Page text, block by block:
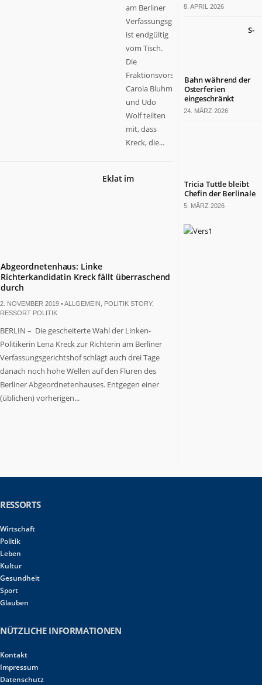
am Berliner
Verfassungsgericht
ist endgültig
vom Tisch.
Die
Fraktionsvorsitzenden
Carola Bluhm
und Udo
Wolf teilten
mit, dass
Kreck, die...
Eklat im
Abgeordnetenhaus: Linke
Richterkandidatin Kreck fällt überraschend
durch
2. NOVEMBER 2019 •ALLGEMEIN POLITIK STORY,
RESSORT POLITIK
BERLIN – Die gescheiterte Wahl der Linken-
Politikerin Lena Kreck zur Richterin am Berliner
Verfassungsgerichtshof schlägt auch drei Tage
danach noch hohe Wellen auf den Fluren des
Berliner Abgeordnetenhauses. Entgegen einer
(üblichen) vorherigen...
8. APRIL 2026
S-
Bahn während der
Osterferien
eingeschränkt
24. MÄRZ 2026
Tricia Tuttle bleibt
Chefin der Berlinale
5. MÄRZ 2026
RESSORTS
Wirtschaft
Politik
Leben
Kultur
Gesundheit
Sport
Glauben
NÜTZLICHE INFORMATIONEN
Kontakt
Impressum
Datenschutz